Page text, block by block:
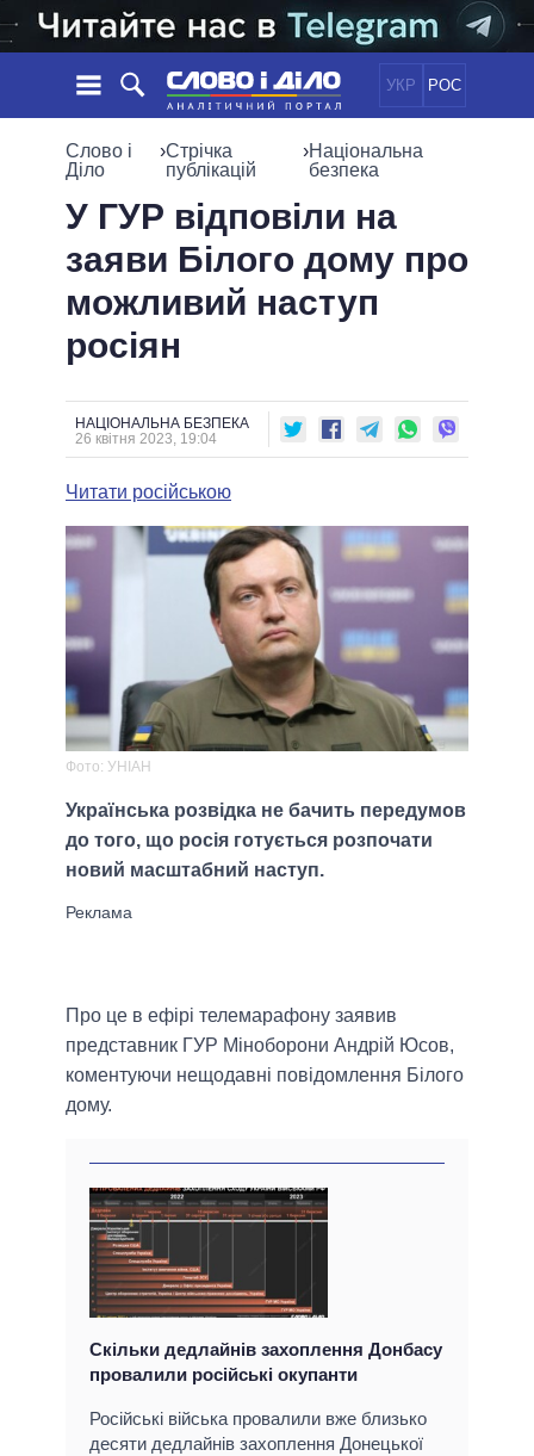
УКР РОС
НОВИНИ
СТРІЧКА
СТАТТІ
ДУМКИ
ОГЛЯДИ
ПОЛІТИКА
СУСПІЛЬСТВО
СВІТ
ОБIЦЯНКИ
ПОЛIТИКИ
УСІ ПОЛІТИКИ
ПРЕЗИДЕНТ І ОФІС
КАБІНЕТ МІНІСТРІВ
ГОЛОВИ ОБЛАДМІНІСТРАЦІЙ
МЕРИ МІСТ
ІНФОГРАФІКА
ПІДТРИМАТИ
ПОРІВНЯННЯ ПОЛІТИКІВ
Слово і
Діло
›Стрічка
публікацій
›Національна
безпека
У ГУР відповіли на
заяви Білого дому про
можливий наступ
росіян
НАЦІОНАЛЬНА БЕЗПЕКА
26 квітня 2023, 19:04
Читати російською
Фото: УНІАН
Українська розвідка не бачить передумов
до того, що росія готується розпочати
новий масштабний наступ.
Про це в ефірі телемарафону заявив
представник ГУР Міноборони Андрій Юсов,
коментуючи нещодавні повідомлення Білого
дому.
Скільки дедлайнів захоплення Донбасу
провалили російські окупанти
Російські війська провалили вже близько
десяти дедлайнів захоплення Донецької